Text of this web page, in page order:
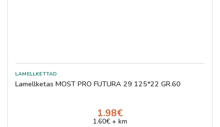
Lamellketas MOST PRO FUTURA 29 125*22 GR.60
1.98€
1.60€ + km